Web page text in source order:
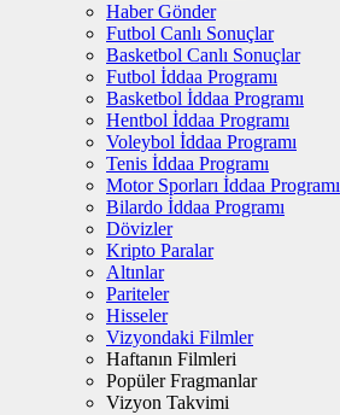
Haber Gönder
Futbol Canlı Sonuçlar
Basketbol Canlı Sonuçlar
Futbol İddaa Programı
Basketbol İddaa Programı
Hentbol İddaa Programı
Voleybol İddaa Programı
Tenis İddaa Programı
Motor Sporları İddaa Programı
Bilardo İddaa Programı
Dövizler
Kripto Paralar
Altınlar
Pariteler
Hisseler
Vizyondaki Filmler
Haftanın Filmleri
Popüler Fragmanlar
Vizyon Takvimi